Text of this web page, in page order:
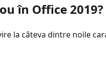
în Office 2019?
la câteva dintre noile